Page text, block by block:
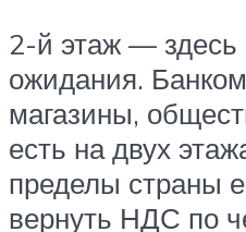
2-й этаж — здесь
ожидания.
магазины,
есть на двух
пределы страны
вернуть НДС по